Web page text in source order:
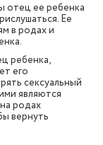
отец ее ребенка
Ее
в родах и
ребенка,
его
сексуальный
являются
родах
вернуть